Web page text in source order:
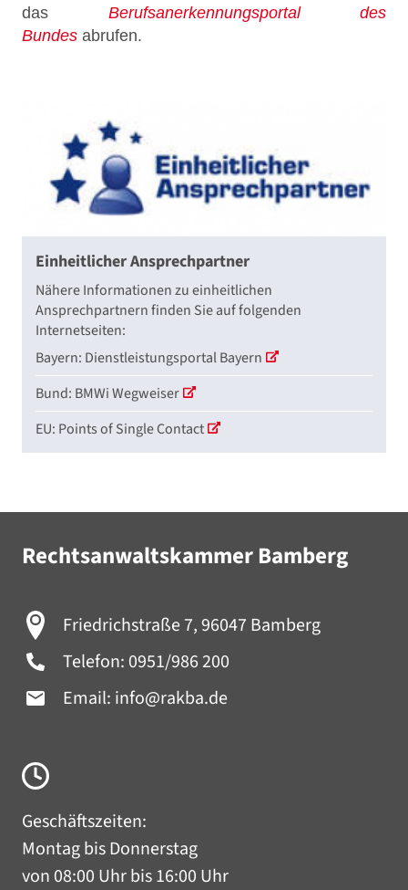
das Berufsanerkennungsportal des
Bundes abrufen.
Einheitlicher Ansprechpartner
Nähere Informationen zu einheitlichen
Ansprechpartnern finden Sie auf folgenden
Internetseiten:
Bayern: Dienstleistungsportal Bayern
Bund: BMWi Wegweiser
EU: Points of Single Contact
Rechtsanwaltskammer Bamberg
Friedrichstraße 7, 96047 Bamberg
Telefon: 0951/986 200
Email: info@rakba.de
Geschäftszeiten:
Montag bis Donnerstag
von 08:00 Uhr bis 16:00 Uhr